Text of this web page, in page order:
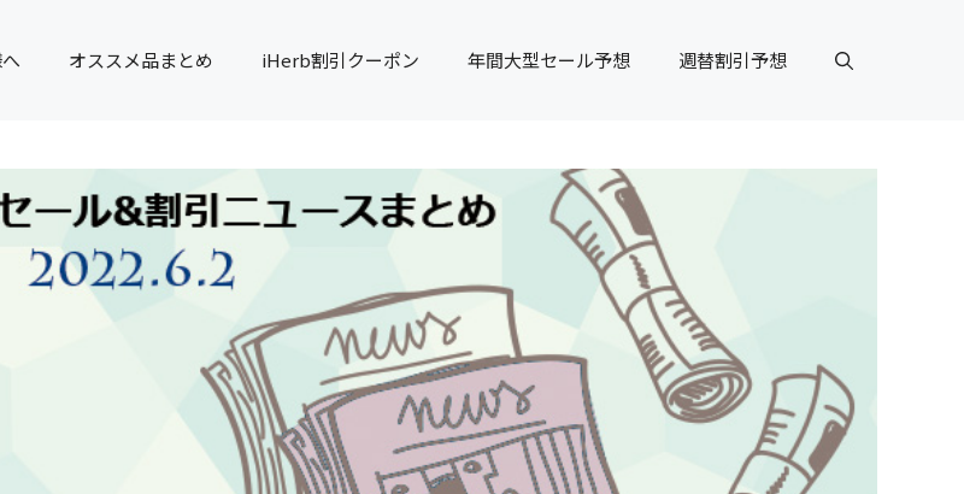
オススメ品まとめ iHerb割引クーポン 年間大型セール予想 週替割引予想